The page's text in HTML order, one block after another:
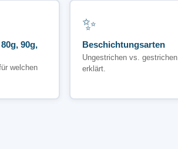
90g,
welchen
✨
Beschichtungsarten
Ungestrichen vs. gestrichen
erklärt.